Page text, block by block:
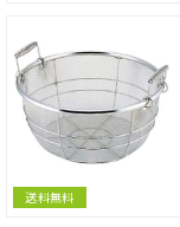
送料無料